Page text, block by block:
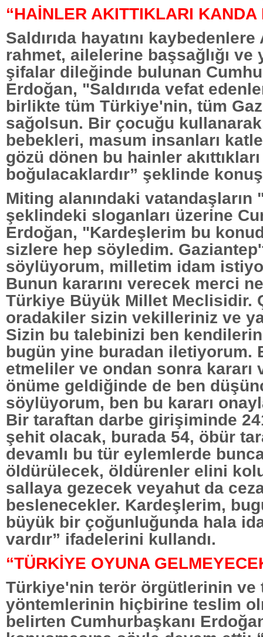
“HAİNLER AKITTIKLARI
Saldırıda hayatını
rahmet, ailelerine başsağlığı ve
şifalar dileğinde bulunan
Erdoğan, "Saldırıda vefat
birlikte tüm Türkiye'nin, tüm
sağolsun. Bir çocuğu
bebekleri, masum insanları
gözü dönen bu hainler
boğulacaklardır” şeklinde
Miting alanındaki
şeklindeki sloganları üzerine
Erdoğan, "Kardeşlerim bu
sizlere hep söyledim.
söylüyorum, milletim idam
Bunun kararını verecek merci
Türkiye Büyük Millet Meclisidir.
oradakiler sizin vekilleriniz ve
Sizin bu talebinizi ben
bugün yine buradan iletiyorum.
etmeliler ve ondan sonra kararı
önüme geldiğinde de ben
söylüyorum, ben bu kararı
Bir taraftan darbe girişiminde
şehit olacak, burada 54, öbür
devamlı bu tür eylemlerde
öldürülecek, öldürenler elini
sallaya gezecek veyahut da
beslenecekler. Kardeşlerim,
büyük bir çoğunluğunda hala
vardır” ifadelerini kullandı.
“TÜRKİYE OYUNA
Türkiye'nin terör örgütlerinin ve
yöntemlerinin hiçbirine teslim
belirten Cumhurbaşkanı